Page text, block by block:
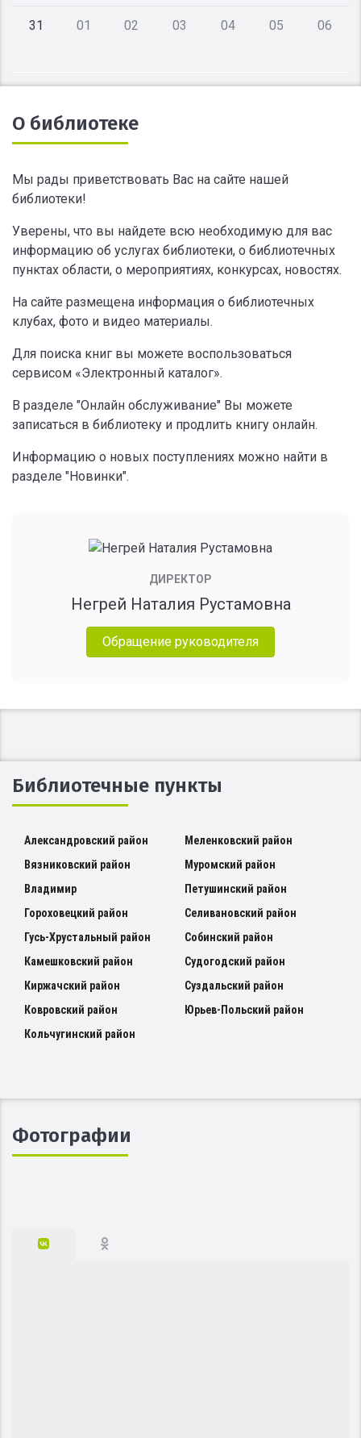
31 01 02 03 04 05 06
О библиотеке
Мы рады приветствовать Вас на сайте нашей
библиотеки!
Уверены, что вы найдете всю необходимую для вас
информацию об услугах библиотеки, о библиотечных
пунктах области, о мероприятиях, конкурсах, новостях.
На сайте размещена информация о библиотечных
клубах, фото и видео материалы.
Для поиска книг вы можете воспользоваться
сервисом «Электронный каталог».
В разделе "Онлайн обслуживание" Вы можете
записаться в библиотеку и продлить книгу онлайн.
Информацию о новых поступлениях можно найти в
разделе "Новинки".
ДИРЕКТОР
Негрей Наталия Рустамовна
Обращение руководителя
Библиотечные пункты
Александровский район
Вязниковский район
Владимир
Гороховецкий район
Гусь-Хрустальный район
Камешковский район
Киржачский район
Ковровский район
Кольчугинский район
Меленковский район
Муромский район
Петушинский район
Селивановский район
Собинский район
Судогодский район
Суздальский район
Юрьев-Польский район
Фотографии